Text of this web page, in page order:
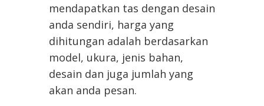
mendapatkan tas dengan desain
anda sendiri, harga yang
dihitungan adalah berdasarkan
model, ukura, jenis bahan,
desain dan juga jumlah yang
akan anda pesan.